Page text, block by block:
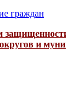
граждан
округов и